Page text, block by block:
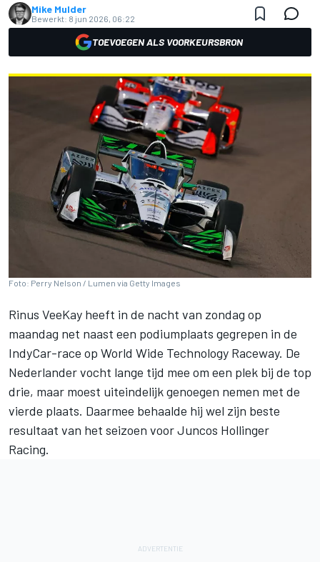
Mike Mulder
Bewerkt: 8 jun 2026, 06:22
TOEVOEGEN ALS VOORKEURSBRON
Foto: Perry Nelson / Lumen via Getty Images
Rinus VeeKay heeft in de nacht van zondag op
maandag net naast een podiumplaats gegrepen in de
IndyCar-race op World Wide Technology Raceway. De
Nederlander vocht lange tijd mee om een plek bij de top
drie, maar moest uiteindelijk genoegen nemen met de
vierde plaats. Daarmee behaalde hij wel zijn beste
resultaat van het seizoen voorJuncos Hollinger
Racing.